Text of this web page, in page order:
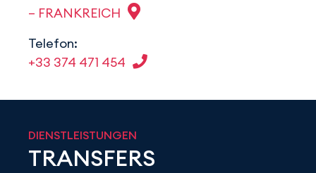
– FRANKREICH
Telefon:
+33 374 471 454
DIENSTLEISTUNGEN
TRANSFERS